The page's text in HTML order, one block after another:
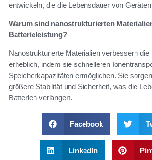
entwickeln, die die Lebensdauer von
Warum sind nanostrukturierten
Batterieleistung?
Nanostrukturierte Materialien verbessern die
erheblich, indem sie schnelleren
Speicherkapazitäten ermöglichen. Sie
größere Stabilität und Sicherheit, was die
Batterien verlängert.
Facebook
LinkedIn